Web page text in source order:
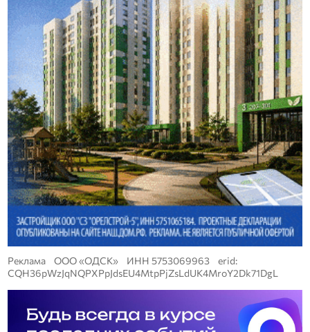
Реклама ООО «ОДСК» ИНН 5753069963 erid:
CQH36pWzJqNQPXPpJdsEU4MtpPjZsLdUK4MroY2Dk71DgL